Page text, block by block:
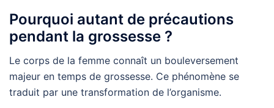
Pourquoi autant de précautions
pendant la grossesse ?
Le corps de la femme connaît un bouleversement
majeur en temps de grossesse. Ce phénomène se
traduit par une transformation de l’organisme.